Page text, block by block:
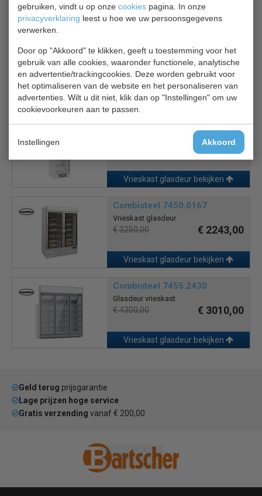
gebruiken, vindt u op onze cookies pagina. In onze
privacyverklaring leest u hoe we uw persoonsgegevens
verwerken.
Door op "Akkoord" te klikken, geeft u toestemming voor het
gebruik van alle cookies, waaronder functionele, analytische
en advertentie/trackingcookies. Deze worden gebruikt voor
het optimaliseren van de website en het personaliseren van
advertenties. Wilt u dit niet, klik dan op "Instellingen" om uw
cookievoorkeuren aan te passen.
Instellingen Akkoord
Is dit iets voor jou?
Vrieskast glasdeur
€ 1897,00
Vrieskast glasdeur bekijken
CS 7464.0062
€ 1344,00
Vrieskast glasdeur bekijken
Combisteel 7450.0167
Vrieskast glasdeur
€ 3250,00 € 2243,00
Vrieskast glasdeur bekijken
Combisteel 7455.2430
Glasdeur vrieskast
€ 4300,00 € 3010,00
Vrieskast glasdeur bekijken
Geld terug prijsgarantie
Lage prijzen hoge service
Gratis verzending vanaf € 200,00